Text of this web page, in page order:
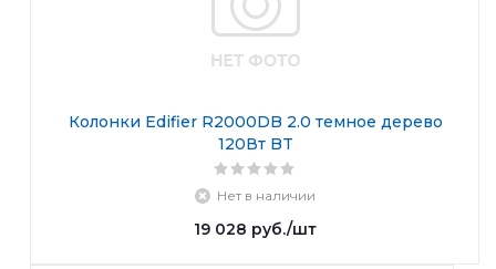
Колонки Edifier R2000DB 2.0 темное дерево
120Вт BT
Нет в наличии
19 028 руб./шт